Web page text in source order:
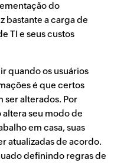
do
bastante a carga de
TI e seus custos
quando os usuários
é que certos
ser alterados. Por
seu modo de
em casa, suas
atualizadas de acordo.
definindo regras de